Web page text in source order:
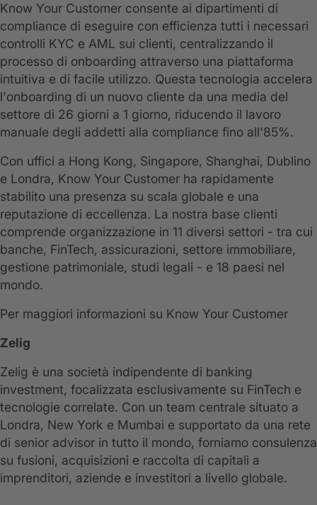
Know Your Customer consente ai dipartimenti di
compliance di eseguire con efficienza tutti i necessari
controlli KYC e AML sui clienti, centralizzando il
processo di onboarding attraverso una piattaforma
intuitiva e di facile utilizzo. Questa tecnologia accelera
l'onboarding di un nuovo cliente da una media del
settore di 26 giorni a 1 giorno, riducendo il lavoro
manuale degli addetti alla compliance fino all'85%.
Con uffici a Hong Kong, Singapore, Shanghai, Dublino
e Londra, Know Your Customer ha rapidamente
stabilito una presenza su scala globale e una
reputazione di eccellenza. La nostra base clienti
comprende organizzazione in 11 diversi settori - tra cui
banche, FinTech, assicurazioni, settore immobiliare,
gestione patrimoniale, studi legali - e 18 paesi nel
mondo.
Per maggiori informazioni su Know Your Customer
Zelig
Zelig è una società indipendente di banking
investment, focalizzata esclusivamente su FinTech e
tecnologie correlate. Con un team centrale situato a
Londra, New York e Mumbai e supportato da una rete
di senior advisor in tutto il mondo, forniamo consulenza
su fusioni, acquisizioni e raccolta di capitali a
imprenditori, aziende e investitori a livello globale.